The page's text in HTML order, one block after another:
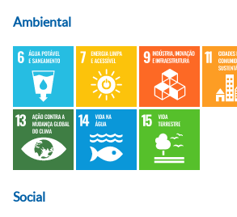
Ambiental
Social